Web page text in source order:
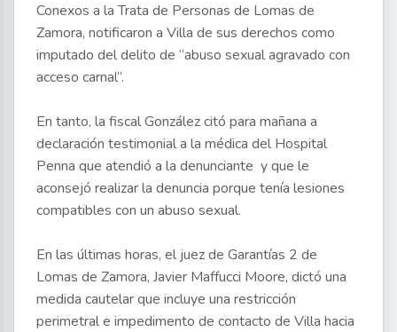
Conexos a la Trata de Personas de Lomas de
Zamora, notificaron a Villa de sus derechos como
imputado del delito de “abuso sexual agravado con
acceso carnal”.
En tanto, la fiscal González citó para mañana a
declaración testimonial a la médica del Hospital
Penna que atendió a la denunciante y que le
aconsejó realizar la denuncia porque tenía lesiones
compatibles con un abuso sexual.
En las últimas horas, el juez de Garantías 2 de
Lomas de Zamora, Javier Maffucci Moore, dictó una
medida cautelar que incluye una restricción
perimetral e impedimento de contacto de Villa hacia